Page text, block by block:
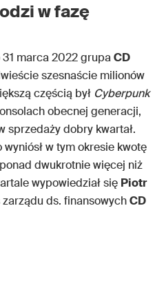
w fazę
marca 2022 grupaCD
szesnaście milionów
częścią był Cyberpunk
obecnej generacji,
sprzedaży dobry kwartał.
w tym okresie kwotę
dwukrotnie więcej niż
wypowiedział się Piotr
ds. finansowychCD